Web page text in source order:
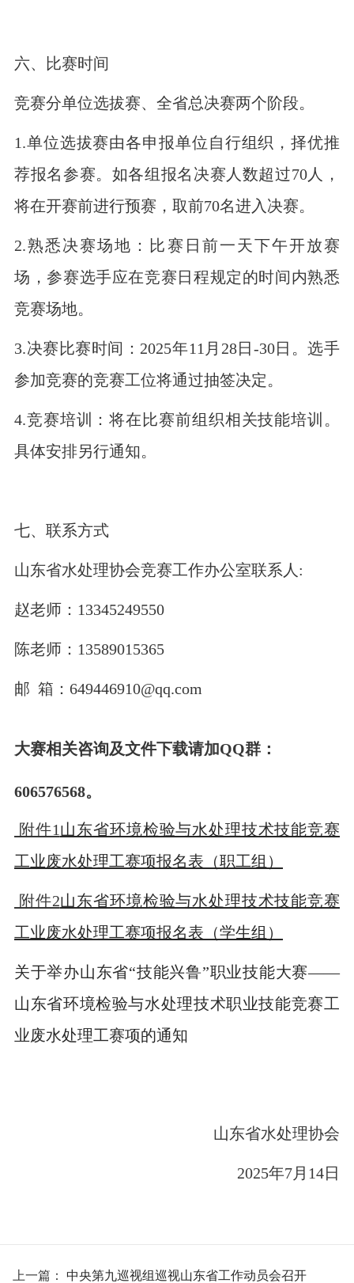
六、比赛时间
竞赛分单位选拔赛、全省总决赛两个阶段。
1.单位选拔赛由各申报单位自行组织，择优推
荐报名参赛。如各组报名决赛人数超过70人，
将在开赛前进行预赛，取前70名进入决赛。
2.熟悉决赛场地：比赛日前一天下午开放赛
场，参赛选手应在竞赛日程规定的时间内熟悉
竞赛场地。
3.决赛比赛时间：2025年11月28日-30日。选手
参加竞赛的竞赛工位将通过抽签决定。
4.竞赛培训：将在比赛前组织相关技能培训。
具体安排另行通知。
七、联系方式
山东省水处理协会竞赛工作办公室联系人:
赵老师：13345249550
陈老师：13589015365
邮 箱：649446910@qq.com
大赛相关咨询及文件下载请加QQ群：
606576568。
附件1山东省环境检验与水处理技术技能竞赛
工业废水处理工赛项报名表（职工组）
附件2山东省环境检验与水处理技术技能竞赛
工业废水处理工赛项报名表（学生组）
关于举办山东省“技能兴鲁”职业技能大赛——
山东省环境检验与水处理技术职业技能竞赛工
业废水处理工赛项的通知
山东省水处理协会
2025年7月14日
上一篇： 中央第九巡视组巡视山东省工作动员会召开